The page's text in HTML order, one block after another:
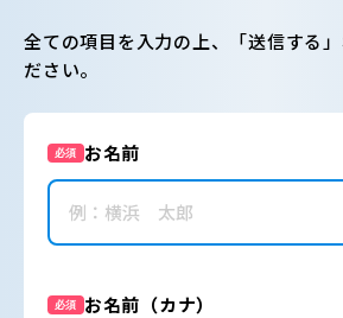
全ての項目を入力の上、「送信する
ださい。
必須 お名前
必須 お名前（カナ）